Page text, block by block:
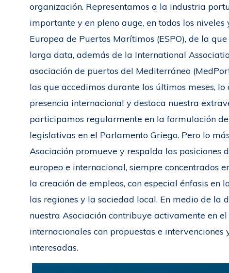
organización. Representamos a la industria
importante y en pleno auge, en todos los
Europea de Puertos Marítimos (ESPO), de la
larga data, además de la International
asociación de puertos del Mediterráneo
las que accedimos durante los últimos meses,
presencia internacional y destaca nuestra
participamos regularmente en la formulación
legislativas en el Parlamento Griego. Pero lo
Asociación promueve y respalda las posiciones
europeo e internacional, siempre concentrados
la creación de empleos, con especial énfasis en
las regiones y la sociedad local. En medio de
nuestra Asociación contribuye activamente en
internacionales con propuestas e
interesadas.